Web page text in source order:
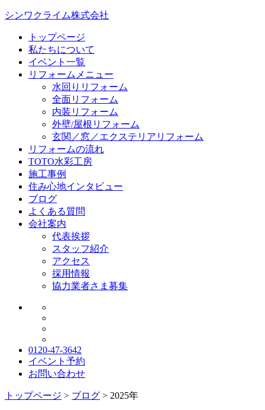
シンワクライム株式会社
トップページ
私たちについて
イベント一覧
リフォームメニュー
水回りリフォーム
全面リフォーム
内装リフォーム
外壁/屋根リフォーム
玄関／窓／エクステリアリフォーム
リフォームの流れ
TOTO水彩工房
施工事例
住み心地インタビュー
ブログ
よくある質問
会社案内
代表挨拶
スタッフ紹介
アクセス
採用情報
協力業者さま募集
0120-47-3642
イベント予約
お問い合わせ
トップページ > ブログ > 2025年